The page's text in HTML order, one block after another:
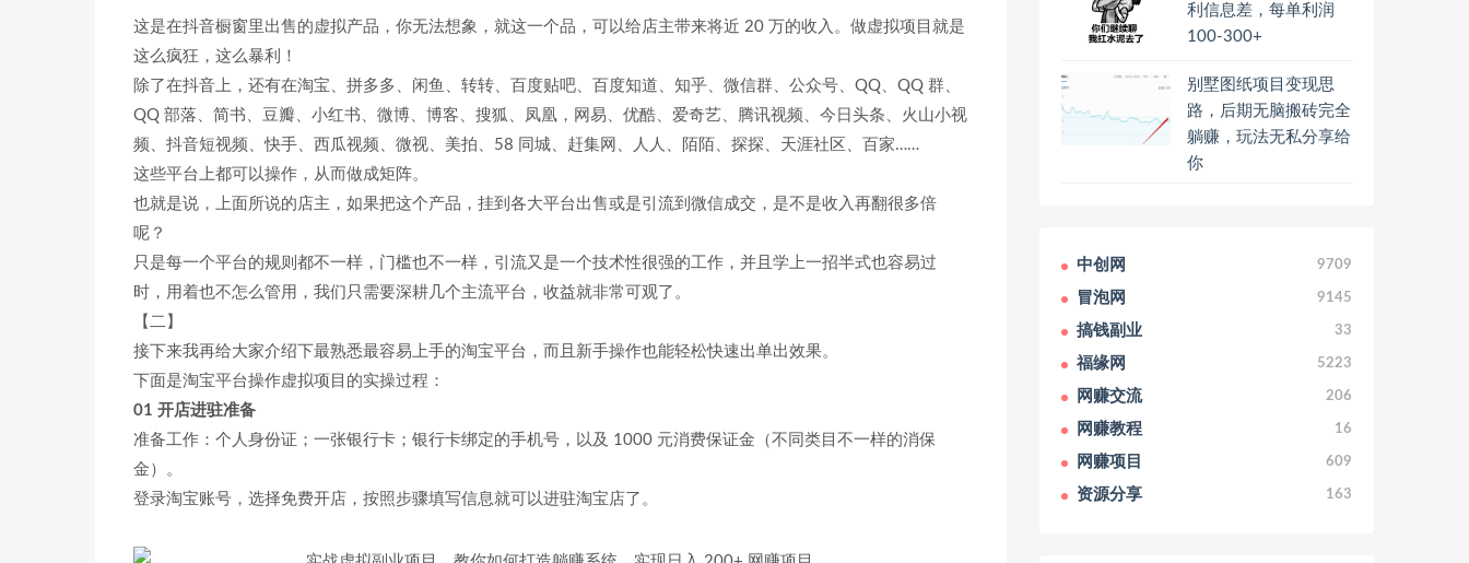
这是在抖音橱窗里出售的虚拟产品，你无法想象，就这一个品，可以给店主带来将近 20 万的收入。做虚拟项目就是
这么疯狂，这么暴利！
除了在抖音上，还有在淘宝、拼多多、闲鱼、转转、百度贴吧、百度知道、知乎、微信群、公众号、QQ、QQ 群、
QQ 部落、简书、豆瓣、小红书、微博、博客、搜狐、凤凰，网易、优酷、爱奇艺、腾讯视频、今日头条、火山小视
频、抖音短视频、快手、西瓜视频、微视、美拍、58 同城、赶集网、人人、陌陌、探探、天涯社区、百家……
这些平台上都可以操作，从而做成矩阵。
也就是说，上面所说的店主，如果把这个产品，挂到各大平台出售或是引流到微信成交，是不是收入再翻很多倍
呢？
只是每一个平台的规则都不一样，门槛也不一样，引流又是一个技术性很强的工作，并且学上一招半式也容易过
时，用着也不怎么管用，我们只需要深耕几个主流平台，收益就非常可观了。
【二】
接下来我再给大家介绍下最熟悉最容易上手的淘宝平台，而且新手操作也能轻松快速出单出效果。
下面是淘宝平台操作虚拟项目的实操过程：
01 开店进驻准备
准备工作：个人身份证；一张银行卡；银行卡绑定的手机号，以及 1000 元消费保证金（不同类目不一样的消保
金）。
登录淘宝账号，选择免费开店，按照步骤填写信息就可以进驻淘宝店了。
利信息差，每单利润
100-300+
别墅图纸项目变现思
路，后期无脑搬砖完全
躺赚，玩法无私分享给
你
中创网 9709
冒泡网 9145
搞钱副业 33
福缘网 5223
网赚交流 206
网赚教程 16
网赚项目 609
资源分享 163